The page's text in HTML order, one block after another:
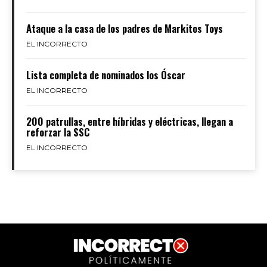
Ataque a la casa de los padres de Markitos Toys
EL INCORRECTO
Lista completa de nominados los Óscar
EL INCORRECTO
200 patrullas, entre híbridas y eléctricas, llegan a
reforzar la SSC
EL INCORRECTO